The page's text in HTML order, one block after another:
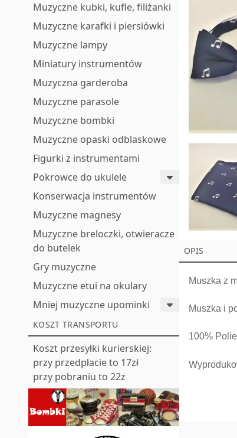
Muzyczne kubki, kufle, filiżanki
Muzyczne karafki i piersiówki
Muzyczne lampy
Miniatury instrumentów
Muzyczna garderoba
Muzyczne parasole
Muzyczne bombki
Muzyczne opaski odblaskowe
Figurki z instrumentami
Pokrowce do ukulele
Konserwacja instrumentów
Muzyczne magnesy
Muzyczne breloczki, otwieracze
do butelek
Gry muzyczne
Muzyczne etui na okulary
Mniej muzyczne upominki
KOSZT TRANSPORTU
Koszt przesyłki kurierskiej:
przy przedpłacie to 17zł
przy pobraniu to 22z
OPIS
Muszka z
Muszka i
100%